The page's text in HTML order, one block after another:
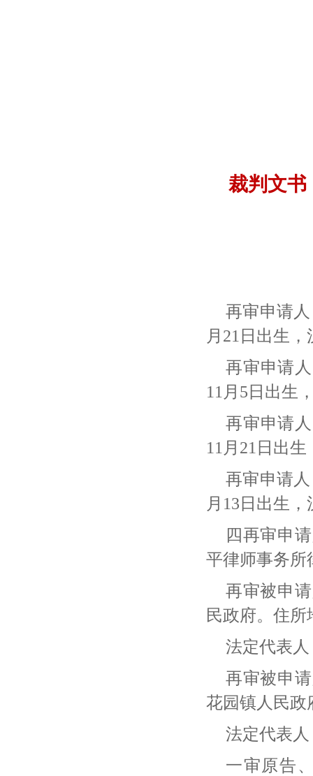
裁判文
再审申请
月21日出生
再审申请
11月5日出生
再审申请
11月21日出
再审申请
月13日出生
四再审申
平律师事务所
再审被申
民政府。住
法定代表
再审被申
花园镇人民政
法定代表
一审原告